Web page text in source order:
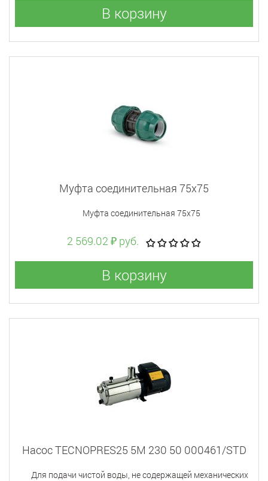
В корзину
Муфта соединительная 75x75
Муфта соединительная 75x75
2 569.02 ₽ руб.
В корзину
Насос TECNOPRES25 5M 230 50 000461/STD
Для подачи чистой воды, не содержащей механических